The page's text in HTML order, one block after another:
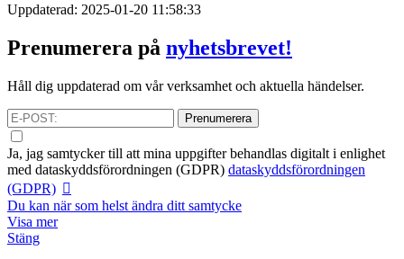
Uppdaterad: 2025-01-20 11:58:33
Prenumerera på nyhetsbrevet!
Håll dig uppdaterad om vår verksamhet och aktuella händelser.
Prenumerera
Ja, jag samtycker till att mina uppgifter behandlas digitalt i enlighet
med dataskyddsförordningen (GDPR) dataskyddsförordningen
(GDPR)
Du kan när som helst ändra ditt samtycke
Visa mer
Stäng